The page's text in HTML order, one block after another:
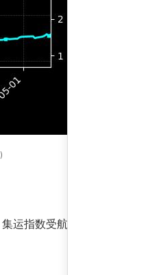
运指数受航运需求回暖支撑，